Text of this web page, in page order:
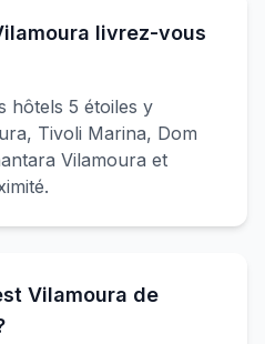
livrez-vous
hôtels 5 étoiles y
Tivoli Marina, Dom
Vilamoura et
Vilamoura de